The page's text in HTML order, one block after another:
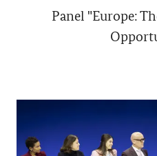
Panel "Europe: